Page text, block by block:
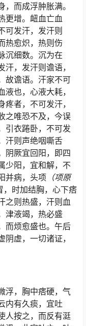
而成浮肿胀满。
更增。衄血亡血
可发汗，发汗则
热愈炽，热则伤
沉细数。沉为在
，发汗则谵语，
故谵语。汗家不可
也，心液大耗，
者，不可发汗，
之唯恐不及，今误
引衣踡卧，不可发
汗则声绝咽嘶舌
阴厥宜回阳，即四
少阳，宜和解，不
并病，头项 （项原
，时加结胸，心下痞
之则热盛，汗则血
津液竭，热必盛
而烦愈盛也。午后
虚，一切诸证，
浮，胸中痞硬，气
内有久痰，宜吐
人按之，而反有涏